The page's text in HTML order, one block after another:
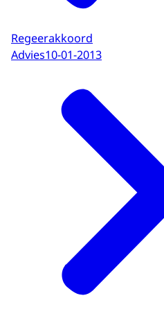
Regeerakkoord
Advies10-01-2013